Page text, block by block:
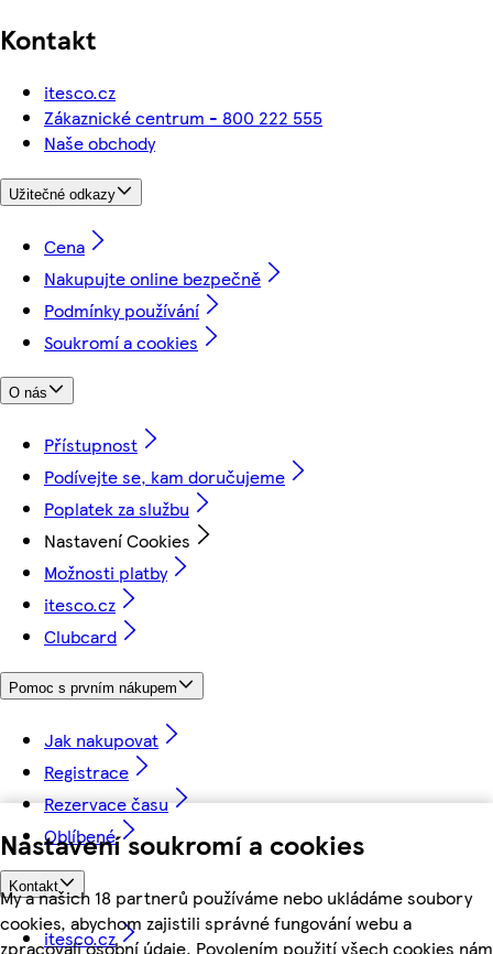
Nastavení soukromí a cookies
My a našich 18 partnerů používáme nebo ukládáme soubory
cookies, abychom zajistili správné fungování webu a
zpracovali osobní údaje. Povolením použití všech cookies nám
Kontakt
itesco.cz
Zákaznické centrum - 800 222 555
Naše obchody
Užitečné odkazy
Cena
Nakupujte online bezpečně
Podmínky používání
Soukromí a cookies
O nás
Přístupnost
Podívejte se, kam doručujeme
Poplatek za službu
Nastavení Cookies
Možnosti platby
itesco.cz
Clubcard
Pomoc s prvním nákupem
Jak nakupovat
Registrace
Rezervace času
Oblíbené
Kontakt
itesco.cz